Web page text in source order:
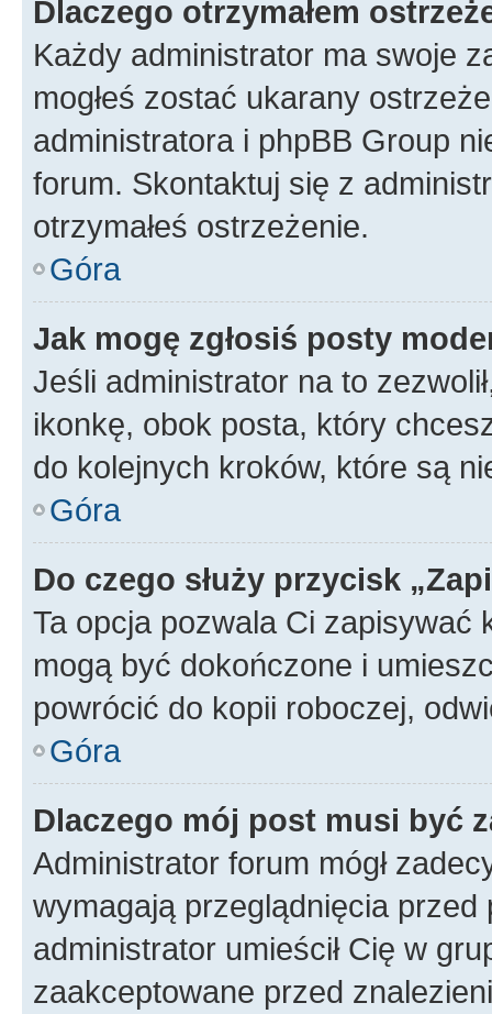
Dlaczego otrzymałem
Każdy administrator ma swoje
mogłeś zostać ukarany
administratora i phpBB Group
forum. Skontaktuj się z
otrzymałeś ostrzeżenie.
Góra
Jak mogę zgłosiś posty
Jeśli administrator na to
ikonkę, obok posta, który
do kolejnych kroków, które są
Góra
Do czego służy przycisk
Ta opcja pozwala Ci zapisywać
mogą być dokończone i
powrócić do kopii roboczej,
Góra
Dlaczego mój post musi być
Administrator forum mógł
wymagają przeglądnięcia
administrator umieścił Cię w
zaakceptowane przed